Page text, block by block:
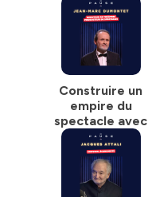
Construire un
empire du
spectacle avec
Jean-Marc
Dumontet